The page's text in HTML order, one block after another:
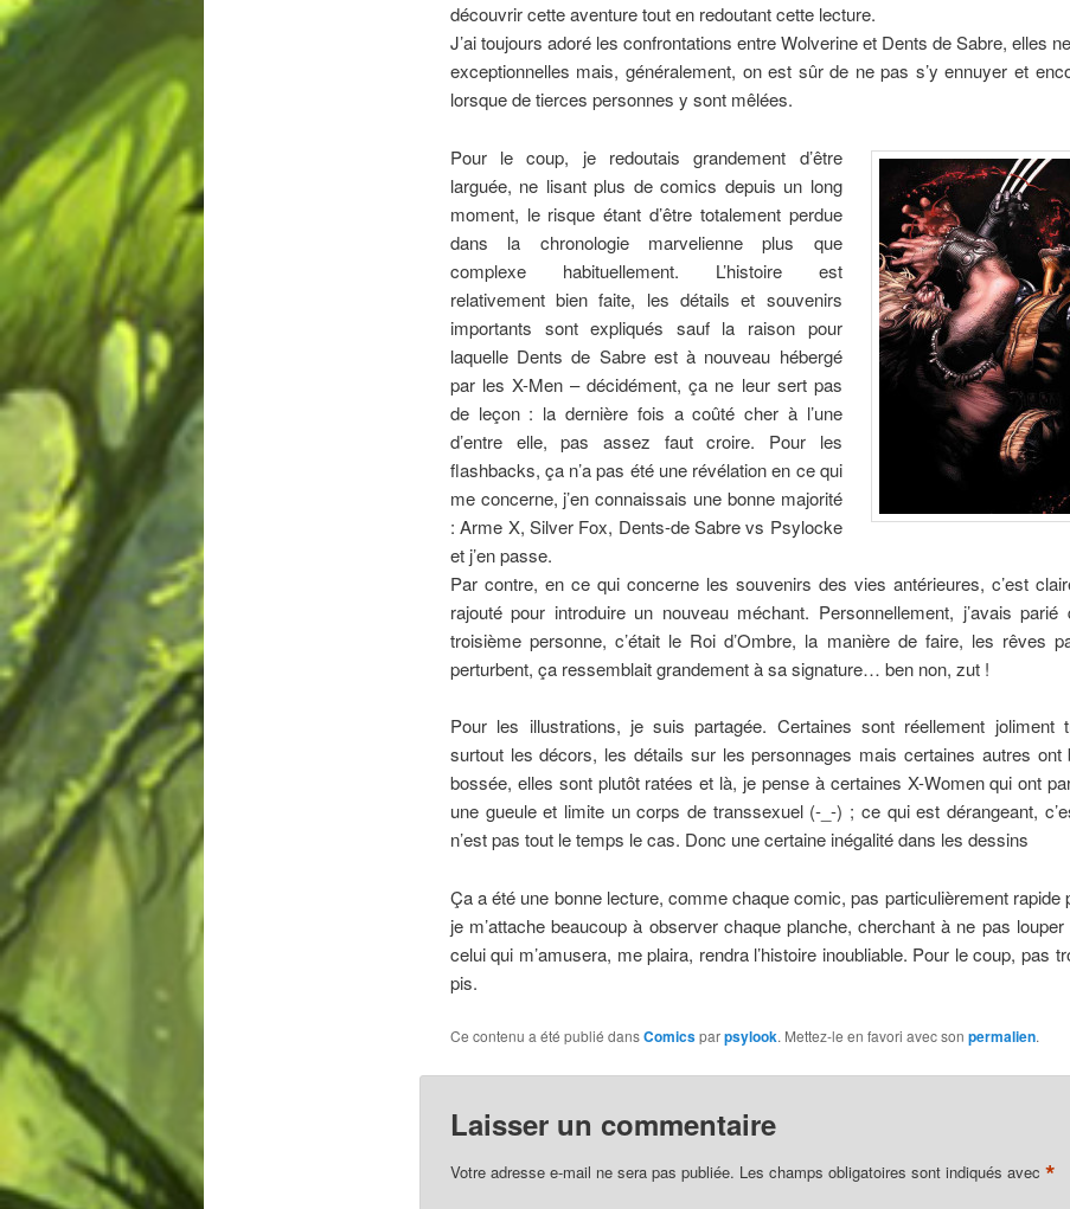
découvrir cette aventure tout en redoutant cette lecture.
J’ai toujours adoré les confrontations entre Wolverine et Dents de Sabre, elles
exceptionnelles mais, généralement, on est sûr de ne pas s’y ennuyer et
lorsque de tierces personnes y sont mêlées.
Pour le coup, je redoutais grandement d’être
larguée, ne lisant plus de comics depuis un long
moment, le risque étant d’être totalement perdue
dans la chronologie marvelienne plus que
complexe habituellement. L’histoire est
relativement bien faite, les détails et souvenirs
importants sont expliqués sauf la raison pour
laquelle Dents de Sabre est à nouveau hébergé
par les X-Men – décidément, ça ne leur sert pas
de leçon : la dernière fois a coûté cher à l’une
d’entre elle, pas assez faut croire. Pour les
flashbacks, ça n’a pas été une révélation en ce qui
me concerne, j’en connaissais une bonne majorité
: Arme X, Silver Fox, Dents-de Sabre vs Psylocke
et j’en passe.
Par contre, en ce qui concerne les souvenirs des vies antérieures, c’est
rajouté pour introduire un nouveau méchant. Personnellement, j’avais parié
troisième personne, c’était le Roi d’Ombre, la manière de faire, les rêves
perturbent, ça ressemblait grandement à sa signature… ben non, zut !
Pour les illustrations, je suis partagée. Certaines sont réellement joliment
surtout les décors, les détails sur les personnages mais certaines autres ont
bossée, elles sont plutôt ratées et là, je pense à certaines X-Women qui ont
une gueule et limite un corps de transsexuel (-_-) ; ce qui est dérangeant,
n’est pas tout le temps le cas. Donc une certaine inégalité dans les dessins
Ça a été une bonne lecture, comme chaque comic, pas particulièrement rapide
je m’attache beaucoup à observer chaque planche, cherchant à ne pas louper
celui qui m’amusera, me plaira, rendra l’histoire inoubliable. Pour le coup, pas
pis.
Ce contenu a été publié dansComicsparpsylook. Mettez-le en favori avec son permalien.
Laisser un commentaire
Votre adresse e-mail ne sera pas publiée. Les champs obligatoires sont indiqués avec *